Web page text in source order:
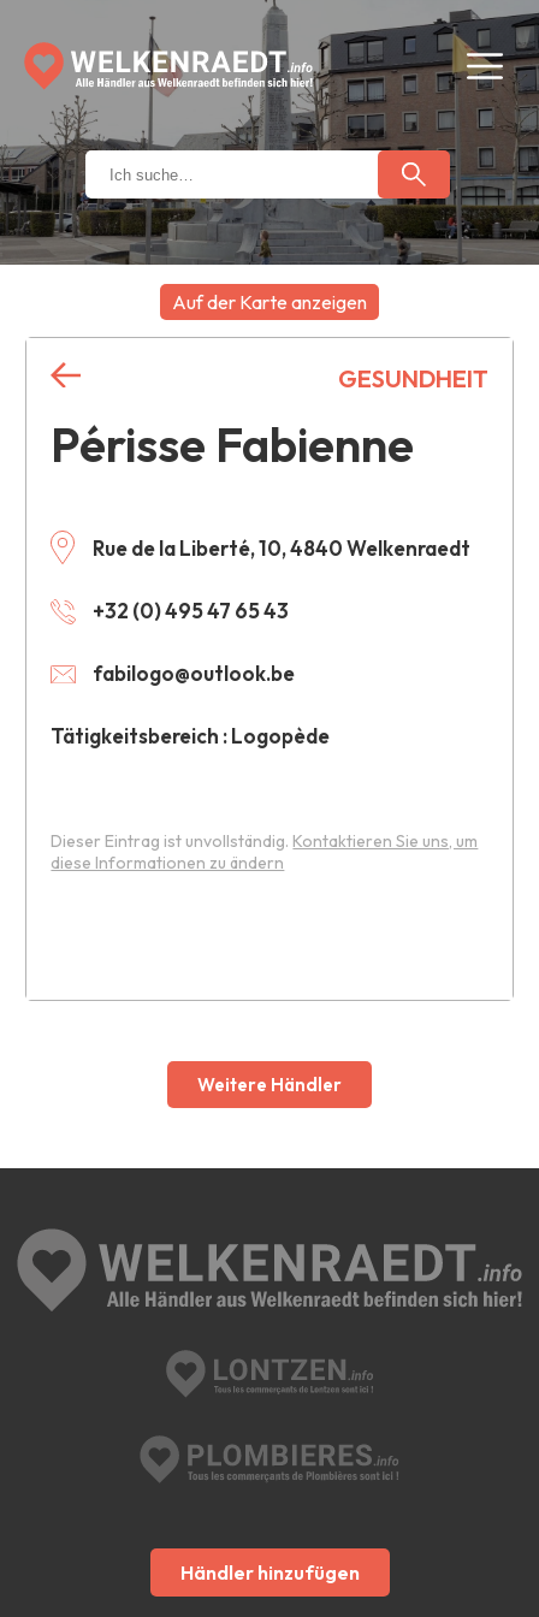
Auf der Karte anzeigen
Périsse Fabienne
Rue de la Liberté, 10, 4840 Welkenraedt
+32 (0) 495 47 65 43
fabilogo@outlook.be
Tätigkeitsbereich : Logopède
GESUNDHEIT
Dieser Eintrag ist unvollständig. Kontaktieren Sie uns, um
diese Informationen zu ändern
+
−
Weitere Händler
Händler hinzufügen